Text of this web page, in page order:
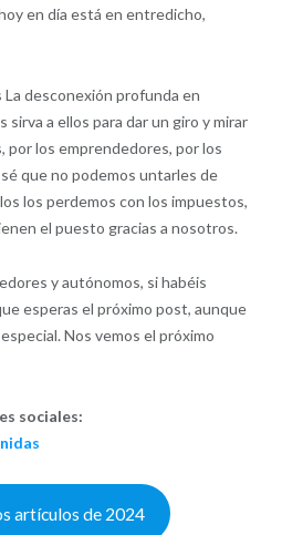
en día está en entredicho,
desconexión profunda en
sirva a ellos para dar un giro y mirar
por los emprendedores, por los
que no podemos untarles de
los perdemos con los impuestos,
el puesto gracias a nosotros.
y autónomos, si habéis
esperas el próximo post, aunque
Nos vemos el próximo
sociales:
artículos de 2024